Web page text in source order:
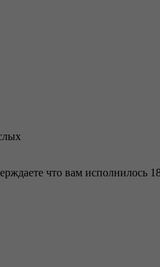
что вам исполнилось